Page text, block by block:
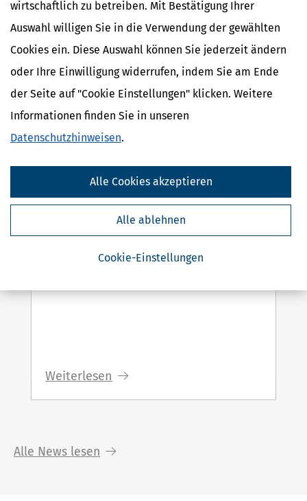
wirtschaftlich zu betreiben. Mit Bestätigung Ihrer
Auswahl willigen Sie in die Verwendung der gewählten
Cookies ein. Diese Auswahl können Sie jederzeit ändern
oder Ihre Einwilligung widerrufen, indem Sie am Ende
der Seite auf "Cookie Einstellungen" klicken. Weitere
Informationen finden Sie in unseren
Datenschutzhinweisen.
Cookie-Einstellungen
Alle ablehnen
Alle Cookies akzeptieren
in der Steuer-Welt
Steuererklärung Frist verpasst: Ab
wann drohen Strafen?
Die Abgabefrist für die
verstrichen. Ab jetzt kann das
Finanzamt Verspätungszuschläge
festsetzen, in bestimmten Fällen muss
es dies sogar...
Weiterlesen
Alle News lesen